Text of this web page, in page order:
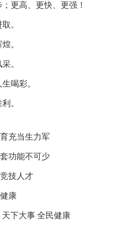
更高、更快、更强！
。
。
。
喝彩。
。
充当生力军
功能不可少
技人才
康
下大事 全民健康